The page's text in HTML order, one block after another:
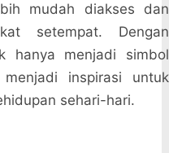
mudah diakses dan
setempat. Dengan
hanya menjadi simbol
inspirasi untuk
sehari-hari.